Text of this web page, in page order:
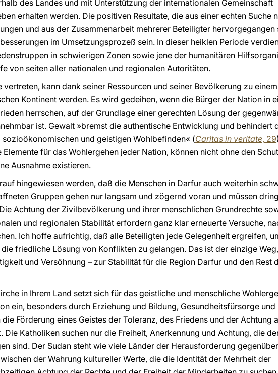
des Landes und mit Unterstützung der internationalen Gemeinschaft
erhalten werden. Die positiven Resultate, die aus einer echten Suche
und aus der Zusammenarbeit mehrerer Beteiligter hervorgegangen
im Umsetzungsprozeß sein. In dieser heiklen Periode
in schwierigen Zonen sowie jene der humanitären
von seiten aller nationalen und regionalen Autoritäten.
vertreten, kann dank seiner Ressourcen und seiner Bevölkerung zu einem
Kontinent werden. Es wird gedeihen, wenn die Bürger der Nation in
herrschen, auf der Grundlage einer gerechten Lösung der
ist. Gewalt »bremst die authentische Entwicklung und behindert
und geistigen Wohlbefinden« (Caritas in veritate, 29
für das Wohlergehen jeder Nation, können nicht ohne den
Ausnahme existieren.
hingewiesen werden, daß die Menschen in Darfur auch weiterhin
Gruppen gehen nur langsam und zögernd voran und müssen
Achtung der Zivilbevölkerung und ihrer menschlichen Grundrechte
und regionalen Stabilität erfordern ganz klar erneuerte Versuche,
Ich hoffe aufrichtig, daß alle Beteiligten jede Gelegenheit ergreifen,
friedliche Lösung von Konflikten zu gelangen. Das ist der einzige
und Versöhnung – zur Stabilität für die Region Darfur und den Rest
in Ihrem Land setzt sich für das geistliche und menschliche
ein, besonders durch Erziehung und Bildung, Gesundheitsfürsorge und
Förderung eines Geistes der Toleranz, des Friedens und der Achtung
Katholiken suchen nur die Freiheit, Anerkennung und Achtung, die
sind. Der Sudan steht wie viele Länder der Herausforderung
der Wahrung kultureller Werte, die die Identität der Mehrheit der